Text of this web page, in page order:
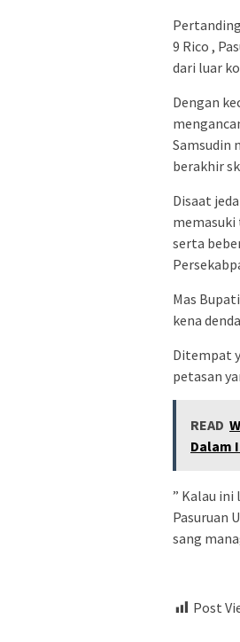
9 Rico ,
dari luar
Dengan
Samsudin
berakhir
Disaat
memasuki
serta
Mas
kena
Ditempat
petasan
READ
Dalam
” Kalau ini
Pasuruan
sang
Post